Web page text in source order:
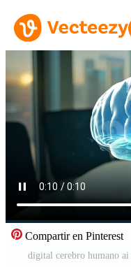
Compartir en Pinterest